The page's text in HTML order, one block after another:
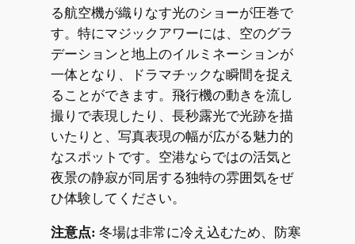
る航空機が織りなす光のショーが圧巻で
す。特にマジックアワーには、空のグラ
デーションと地上のイルミネーションが
一体となり、ドラマチックな瞬間を捉え
ることができます。飛行機の動きを流し
撮りで表現したり、長秒露光で光跡を描
いたりと、写真表現の幅が広がる魅力的
なスポットです。空港ならではの活気と
夜景の静寂が同居する独特の雰囲気をぜ
ひ体験してください。
注意点: 冬場は非常に冷え込むため、防寒